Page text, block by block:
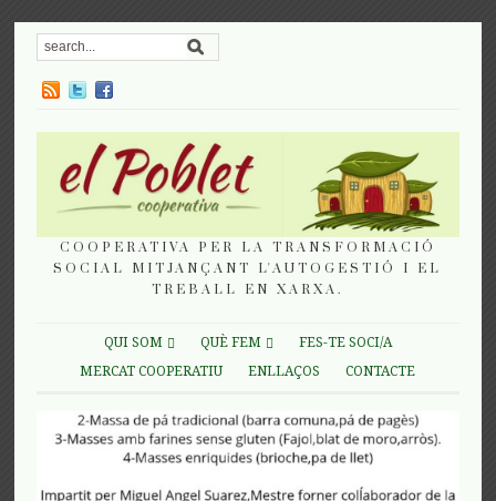
COOPERATIVA PER LA TRANSFORMACIÓ
SOCIAL MITJANÇANT L'AUTOGESTIÓ I EL
TREBALL EN XARXA.
QUI SOM QUÈ FEM
FES-TE SOCI/A
MERCAT COOPERATIU
ENLLAÇOS CONTACTE